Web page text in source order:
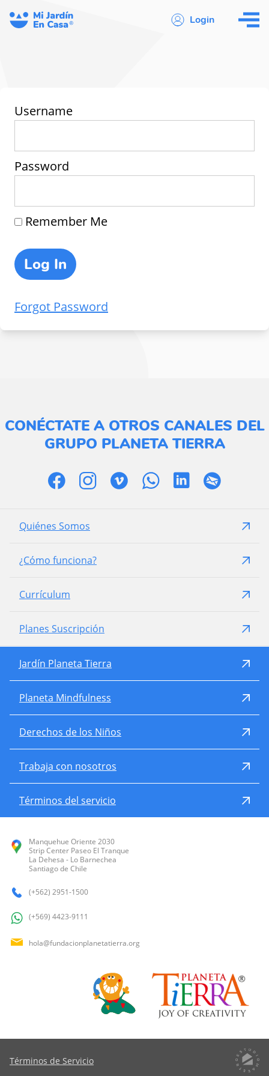
Login
Username
Password
Remember Me
Forgot Password
CONÉCTATE A OTROS CANALES DEL
GRUPO PLANETA TIERRA
Quiénes Somos
¿Cómo funciona?
Currículum
Planes Suscripción
Jardín Planeta Tierra
Planeta Mindfulness
Derechos de los Niños
Trabaja con nosotros
Términos del servicio
Manquehue Oriente 2030
Strip Center Paseo El Tranque
La Dehesa - Lo Barnechea
Santiago de Chile
(+562) 2951-1500
(+569) 4423-9111
hola@fundacionplanetatierra.org
Términos de Servicio